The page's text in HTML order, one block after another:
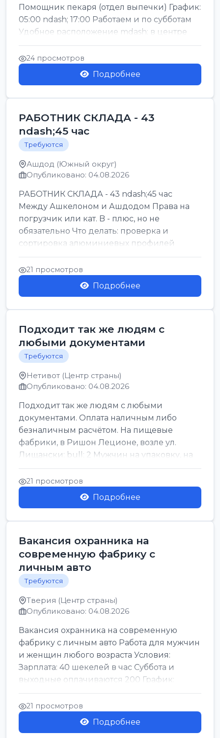
Помощник пекаря (отдел выпечки) График:
05:00 ndash; 17:00 Работаем и по субботам
Удобное расположение mdash; в центре
го...
24 просмотров
Подробнее
РАБОТНИК СКЛАДА - 43
ndash;45 час
Требуются
Ашдод (Южный округ)
Опубликовано: 04.08.2026
РАБОТНИК СКЛАДА - 43 ndash;45 час
Между Ашкелоном и Ашдодом Права на
погрузчик или кат. B - плюс, но не
обязательно Что делать: проверка и
сортировка алюминиевых профилей
График: 5 дн, с 7:00 до 17:00...
21 просмотров
Подробнее
Подходит так же людям с
любыми документами
Требуются
Нетивот (Центр страны)
Опубликовано: 04.08.2026
Подходит так же людям с любыми
документами. Оплата наличным либо
безналичным расчётом. На пищевые
фабрики, в Ришон Леционе, возле ул.
Лищански: bull; 2 Мужчин на упаковку, на
машинку рисовых макоронов...
21 просмотров
Подробнее
Вакансия охранника на
современную фабрику с
личным авто
Требуются
Тверия (Центр страны)
Опубликовано: 04.08.2026
Вакансия охранника на современную
фабрику с личным авто Работа для мужчин
и женщин любого возраста Условия:
Зарплата: 40 шекелей в час Суббота и
выходные оплачиваются 200 График:
смены утро день ночь ...
21 просмотров
Подробнее